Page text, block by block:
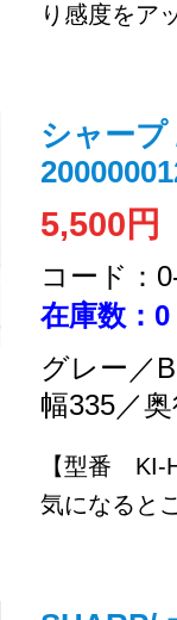
り感度をア
シャープ
5,500円
コード：
在庫数：0
グレー／
幅335／
【型番 KI-
気になると